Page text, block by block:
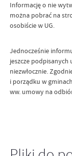
Informację o nie
można pobrać na
osobiście w UG.
Jednocześnie
jeszcze
niezwłocznie.
i porządku w
ww. umowy na